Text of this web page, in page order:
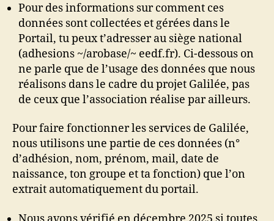
Pour des informations sur comment ces
données sont collectées et gérées dans le
Portail, tu peux t’adresser au siège national
(adhesions ~/arobase/~ eedf.fr). Ci-dessous on
ne parle que de l’usage des données que nous
réalisons dans le cadre du projet Galilée, pas
de ceux que l’association réalise par ailleurs.
Pour faire fonctionner les services de Galilée,
nous utilisons une partie de ces données (n°
d’adhésion, nom, prénom, mail, date de
naissance, ton groupe et ta fonction) que l’on
extrait automatiquement du portail.